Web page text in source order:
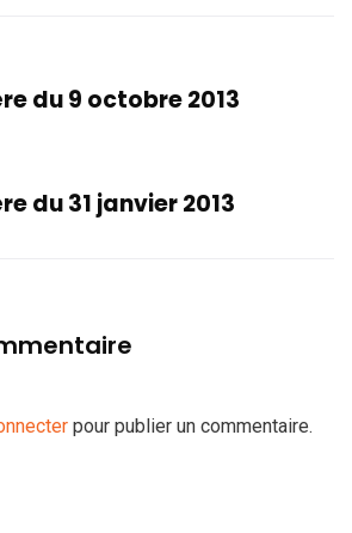
du 9 octobre 2013
du 31 janvier 2013
pour publier un commentaire.